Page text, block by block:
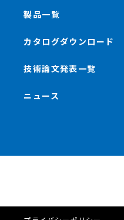
製品一覧
カタログダウンロード
技術論文発表一覧
ニュース